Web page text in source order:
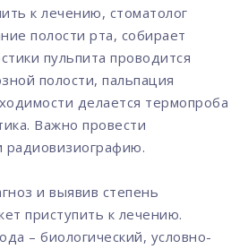
к лечению, стоматолог
полости рта, собирает
пульпита проводится
полости, пальпация
делается термопроба
Важно провести
радиовизиографию.
и выявив степень
приступить к лечению.
– биологический, условно-